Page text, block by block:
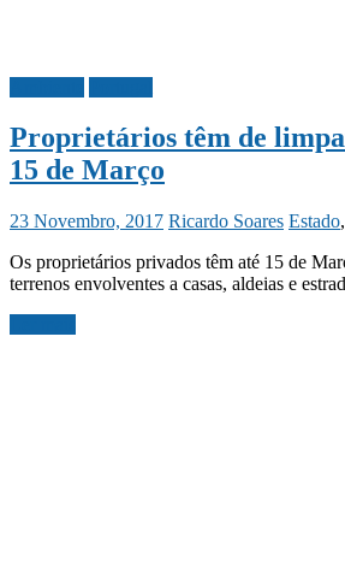
Proprietários têm de
15 de Março
23 Novembro, 2017 Ricardo Soares Estado,
Os proprietários privados têm até 15 de
terrenos envolventes a casas, aldeias e